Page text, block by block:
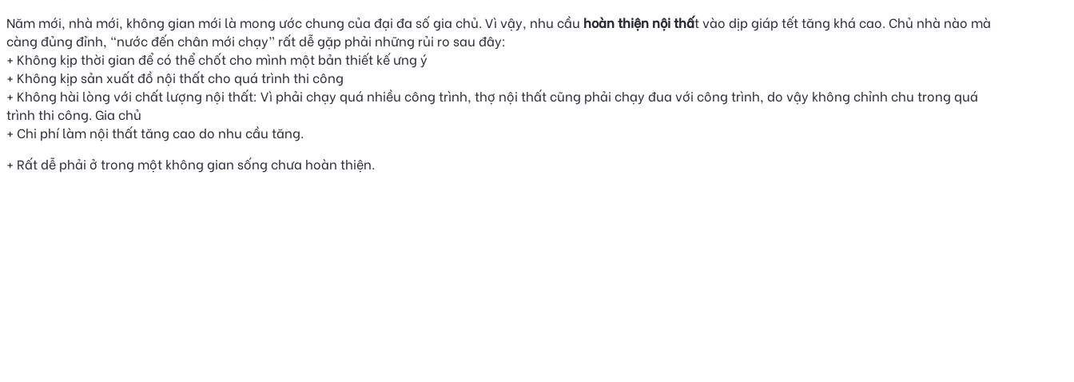
Năm mới, nhà mới, không gian mới là mong ước chung của đại đa số gia chủ. Vì vậy, nhu cầu hoàn thiện nội thất vào dịp giáp tết tăng khá cao. Chủ nhà nào mà
càng đủng đỉnh, “nước đến chân mới chạy” rất dễ gặp phải những rủi ro sau đây:
+ Không kịp thời gian để có thể chốt cho mình một bản thiết kế ưng ý
+ Không kịp sản xuất đồ nội thất cho quá trình thi công
+ Không hài lòng với chất lượng nội thất: Vì phải chạy quá nhiều công trình, thợ nội thất cũng phải chạy đua với công trình, do vậy không chỉnh chu trong quá
trình thi công. Gia chủ
+ Chi phí làm nội thất tăng cao do nhu cầu tăng.
+ Rất dễ phải ở trong một không gian sống chưa hoàn thiện.